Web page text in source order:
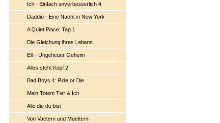
Ich - Einfach unverbesserlich 4
Daddio - Eine Nacht in New York
A Quiet Place: Tag 1
Die Gleichung ihres Lebens
Elli - Ungeheuer Geheim
Alles steht Kopf 2
Bad Boys 4: Ride or Die
Mein Totem Tier & Ich
Alle die du bist
Von Vaetern und Muettern